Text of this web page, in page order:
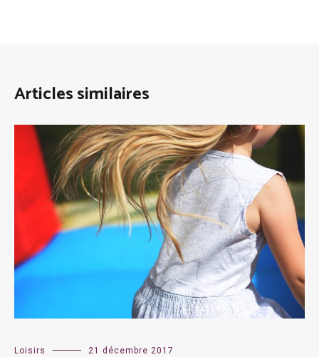
Articles similaires
Loisirs 21 décembre 2017